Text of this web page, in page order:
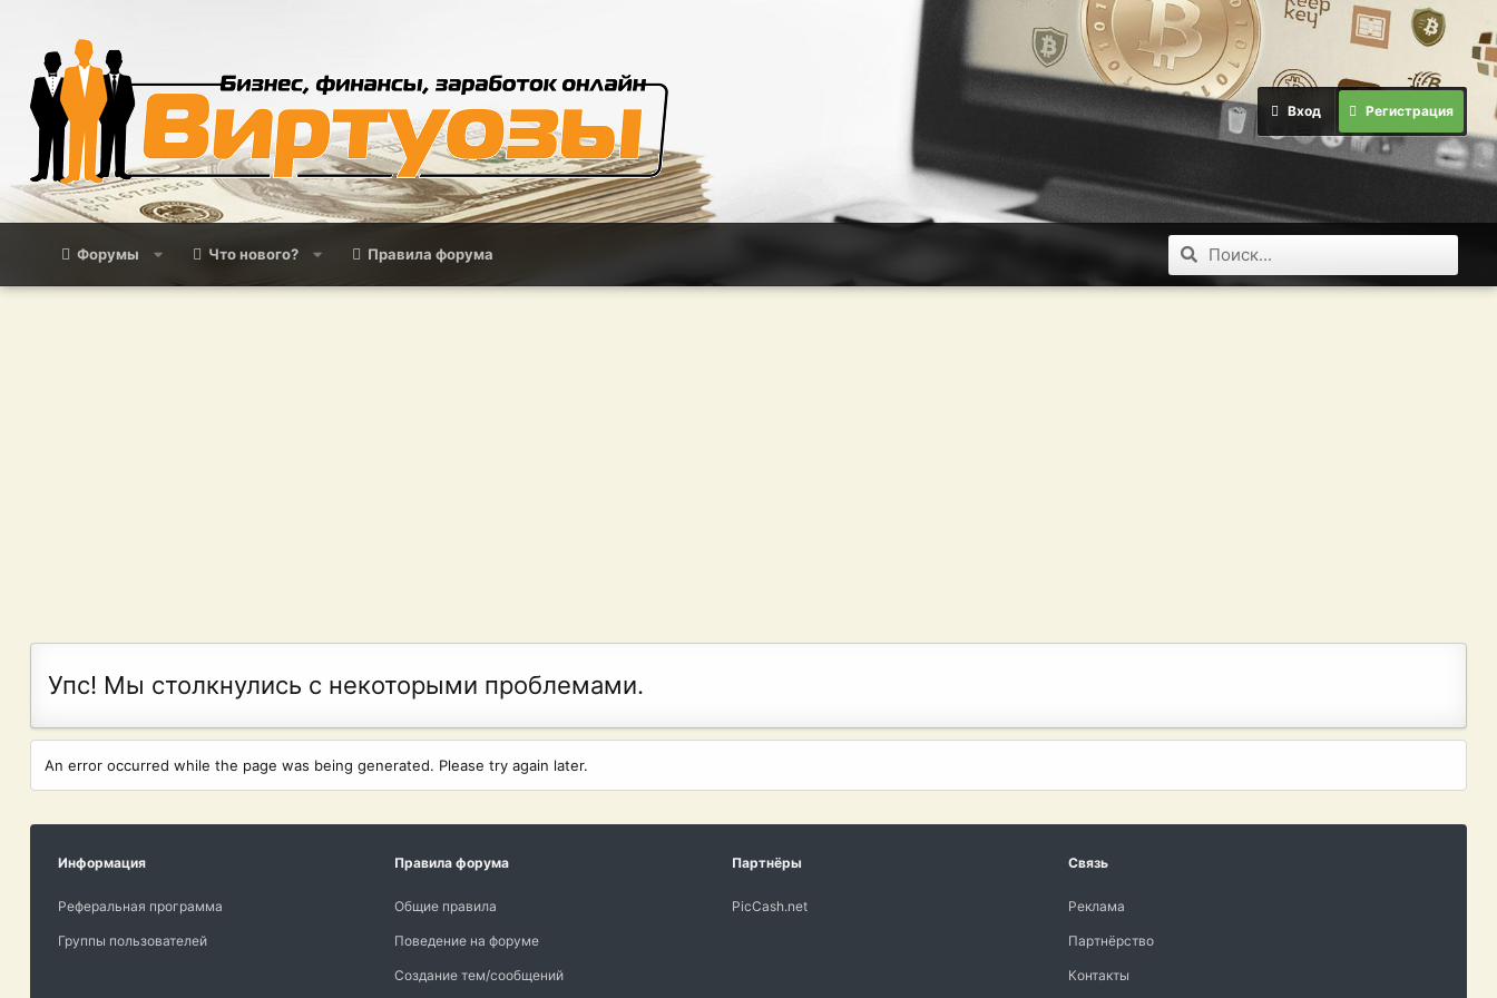
Вход Регистрация
Форумы Что нового? Правила форума
Упс! Мы столкнулись с некоторыми проблемами.
An error occurred while the page was being generated. Please try again later.
Информация
Реферальная программа
Группы пользователей
Правила форума
Общие правила
Поведение на форуме
Создание тем/сообщений
Партнёры
PicCash.net
Связь
Реклама
Партнёрство
Контакты